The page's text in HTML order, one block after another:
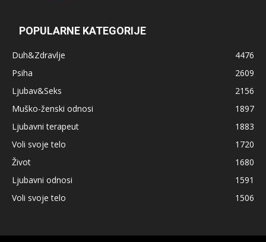
POPULARNE KATEGORIJE
Duh&Zdravlje
4476
Psiha
2609
Ljubav&Seks
2156
Muško-ženski odnosi
1897
Ljubavni terapeut
1883
Voli svoje telo
1720
Život
1680
Ljubavni odnosi
1591
Voli svoje telo
1506